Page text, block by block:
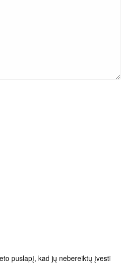
puslapį, kad jų nebereiktų įvesti